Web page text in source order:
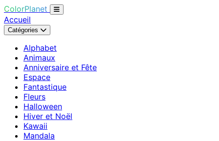
ColorPlanet
Accueil
Catégories
Alphabet
Animaux
Anniversaire et Fête
Espace
Fantastique
Fleurs
Halloween
Hiver et Noël
Kawaii
Mandala